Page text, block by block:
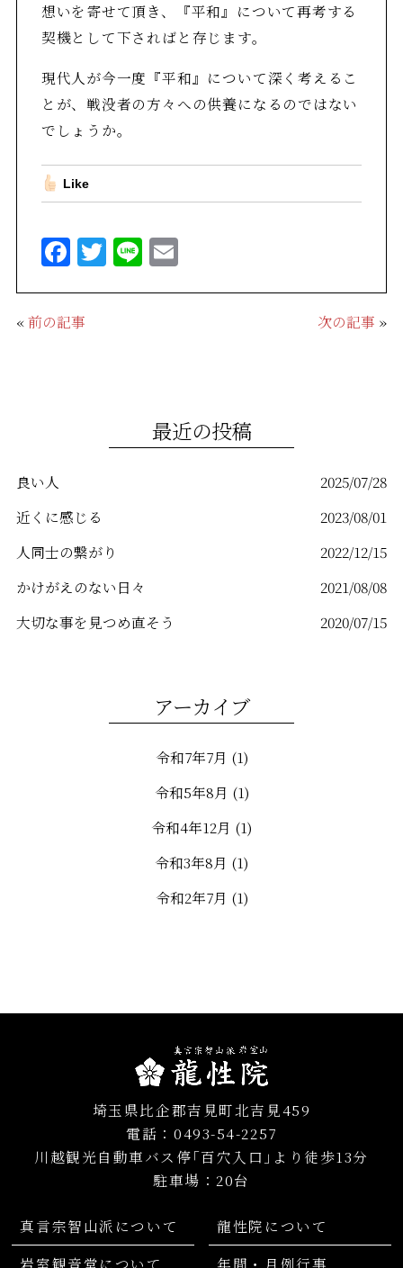
想いを寄せて頂き、『平和』について再考する
契機として下さればと存じます。
現代人が今一度『平和』について深く考えるこ
とが、戦没者の方々への供養になるのではない
でしょうか。
Like
F
a
c
e
T
w
Li
n
E
«前の記事 次の記事 »
最近の投稿
良い人
2025/07/28
近くに感じる
2023/08/01
人同士の繋がり
2022/12/15
かけがえのない日々
2021/08/08
大切な事を見つめ直そう
2020/07/15
アーカイブ
令和7年7月 (1)
令和5年8月 (1)
令和4年12月 (1)
令和3年8月 (1)
令和2年7月 (1)
平成27年7月(1)
平成26年8月(1)
埼玉県比企郡吉見町北吉見459
電話：0493-54-2257
川越観光自動車バス停｢百穴入口｣より徒歩13分
駐車場：20台
真言宗智山派について
龍性院について
岩室観音堂について
年間・月例行事